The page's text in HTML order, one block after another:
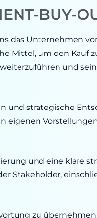
BUY-
das Unternehmen
Mittel, um den Kauf
und
und strategische
eigenen
und eine klare
Stakeholder,
zu